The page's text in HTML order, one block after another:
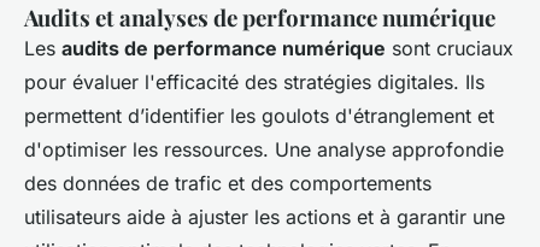
Audits et analyses de performance numérique
Les audits de performance numérique sont cruciaux
pour évaluer l'efficacité des stratégies digitales. Ils
permettent d’identifier les goulots d'étranglement et
d'optimiser les ressources. Une analyse approfondie
des données de trafic et des comportements
utilisateurs aide à ajuster les actions et à garantir une